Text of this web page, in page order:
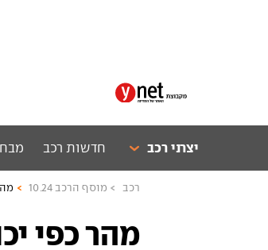
יצרני רכב חדשות רכב
רכב מוסף הרכב 10.24
מהר כפי